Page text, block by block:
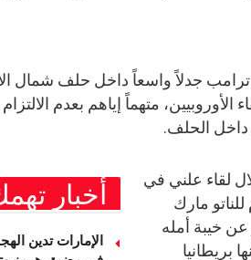
ترامب جدلاً واسعاً داخل حلف شمال
الأوروبيين، متهماً إياهم بعدم
داخل الحلف.
أخبار
الإمارات تدين
لقاء علني في
مارك
عبّر عن خيبة أمله
بريطانيا